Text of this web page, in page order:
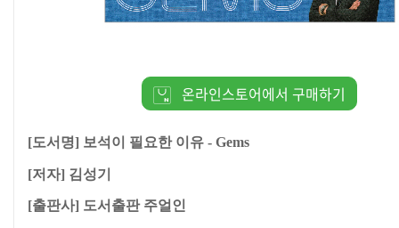
온라인스토어에서 구매하기
[도서명] 보석이 필요한 이유 - Gems
[저자] 김성기
[출판사] 도서출판 주얼인